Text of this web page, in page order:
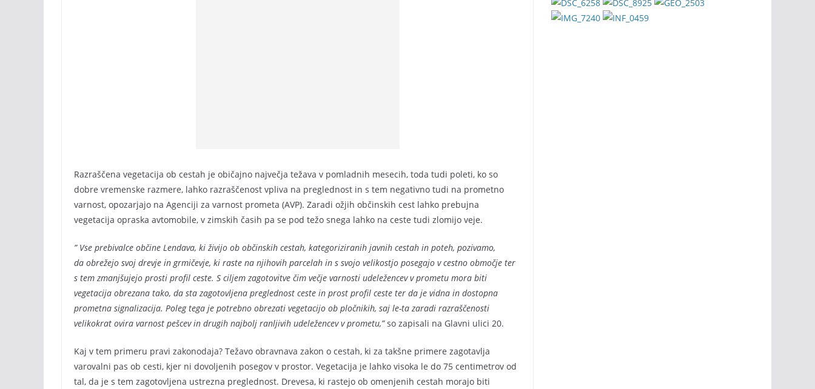
Razraščena vegetacija ob cestah je običajno največja težava v pomladnih mesecih, toda tudi poleti, ko so
dobre vremenske razmere, lahko razraščenost vpliva na preglednost in s tem negativno tudi na prometno
varnost, opozarjajo na Agenciji za varnost prometa (AVP). Zaradi ožjih občinskih cest lahko prebujna
vegetacija opraska avtomobile, v zimskih časih pa se pod težo snega lahko na ceste tudi zlomijo veje.
” Vse prebivalce občine Lendava, ki živijo ob občinskih cestah, kategoriziranih javnih cestah in poteh, pozivamo,
da obrežejo svoj drevje in grmičevje, ki raste na njihovih parcelah in s svojo velikostjo posegajo v cestno območje ter
s tem zmanjšujejo prosti profil ceste. S ciljem zagotovitve čim večje varnosti udeležencev v prometu mora biti
vegetacija obrezana tako, da sta zagotovljena preglednost ceste in prost profil ceste ter da je vidna in dostopna
prometna signalizacija. Poleg tega je potrebno obrezati vegetacijo ob pločnikih, saj le-ta zaradi razraščenosti
velikokrat ovira varnost pešcev in drugih najbolj ranljivih udeležencev v prometu,”so zapisali na Glavni ulici 20.
Kaj v tem primeru pravi zakonodaja? Težavo obravnava zakon o cestah, ki za takšne primere zagotavlja
varovalni pas ob cesti, kjer ni dovoljenih posegov v prostor. Vegetacija je lahko visoka le do 75 centimetrov od
tal, da je s tem zagotovljena ustrezna preglednost. Drevesa, ki rastejo ob omenjenih cestah morajo biti